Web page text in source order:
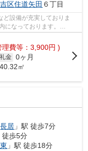
区住道矢田 ６丁目
ど設備が充実しておりま
理費等：3,900円 )
礼金 0ヶ月
㎡
長居 」駅 徒歩7分
徒歩5分
」駅 徒歩18分